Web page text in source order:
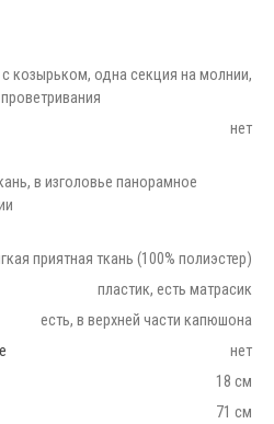
козырьком, одна секция на молнии,
нет
в изголовье панорамное
приятная ткань (100% полиэстер)
пластик, есть матрасик
есть, в верхней части капюшона
нет
18 см
71 см